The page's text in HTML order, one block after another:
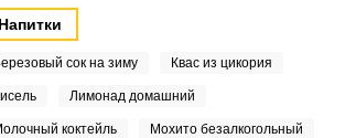
Напитки
сок на зиму Квас из цикория
Лимонад домашний
коктейль Мохито безалкогольный